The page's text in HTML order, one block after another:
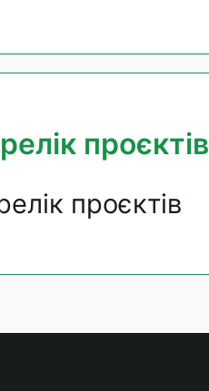
проєктів
проєктів